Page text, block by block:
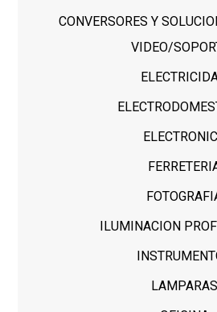
CONVERSORES Y
VIDEO/
ILUMINACION
LAMPARAS